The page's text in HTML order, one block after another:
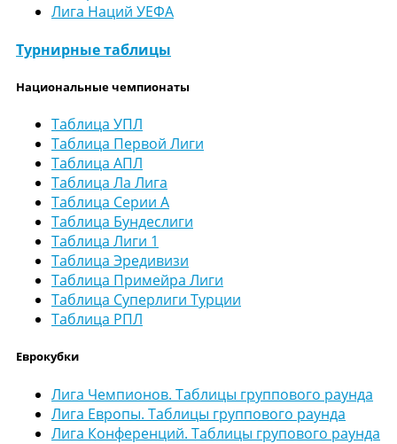
Лига Наций УЕФА
Турнирные таблицы
Национальные чемпионаты
Таблица УПЛ
Таблица Первой Лиги
Таблица АПЛ
Таблица Ла Лига
Таблица Серии А
Таблица Бундеслиги
Таблица Лиги 1
Таблица Эредивизи
Таблица Примейра Лиги
Таблица Суперлиги Турции
Таблица РПЛ
Еврокубки
Лига Чемпионов. Таблицы группового раунда
Лига Европы. Таблицы группового раунда
Лига Конференций. Таблицы групового раунда